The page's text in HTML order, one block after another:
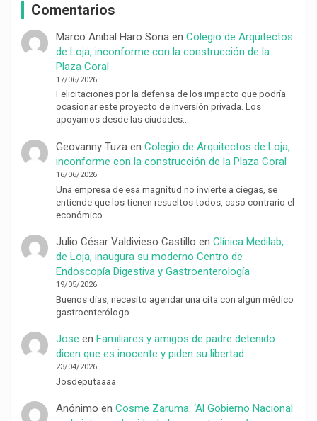
Comentarios
Marco Anibal Haro Soriaen Colegio de Arquitectos
de Loja, inconforme con la construcción de la
Plaza Coral
17/06/2026
Felicitaciones por la defensa de los impacto que podría
ocasionar este proyecto de inversión privada. Los
apoyamos desde las ciudades…
Geovanny Tuzaen Colegio de Arquitectos de Loja,
inconforme con la construcción de la Plaza Coral
16/06/2026
Una empresa de esa magnitud no invierte a ciegas, se
entiende que los tienen resueltos todos, caso contrario el
económico…
Julio César Valdivieso Castillo en Clínica Medilab,
de Loja, inaugura su moderno Centro de
Endoscopía Digestiva y Gastroenterología
19/05/2026
Buenos días, necesito agendar una cita con algún médico
gastroenterólogo
Jose en Familiares y amigos de padre detenido
dicen que es inocente y piden su libertad
23/04/2026
Josdeputaaaa
Anónimo en Cosme Zaruma: ‘Al Gobierno Nacional